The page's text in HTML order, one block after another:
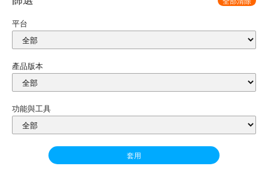
平台
產品版本
功能與工具
套用